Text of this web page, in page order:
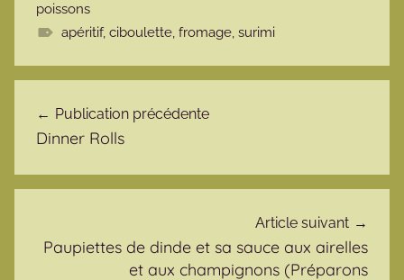
poissons
apéritif, ciboulette, fromage, surimi
Publication précédente
Dinner Rolls
Article suivant
Paupiettes de dinde et sa sauce aux airelles
et aux champignons (Préparons